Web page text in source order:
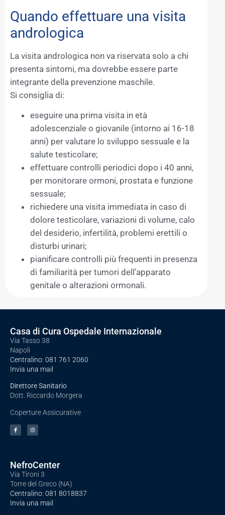
Quando effettuare una visita
andrologica
La visita andrologica non va riservata solo a chi
presenta sintomi, ma dovrebbe essere parte
integrante della prevenzione maschile.
Si consiglia di:
eseguire una prima visita in età
adolescenziale o giovanile (intorno ai 16-18
anni) per valutare lo sviluppo sessuale e la
salute testicolare;
effettuare controlli periodici dopo i 40 anni,
per monitorare ormoni, prostata e funzione
sessuale;
richiedere una visita immediata in caso di
dolore testicolare, variazioni di volume, calo
del desiderio, infertilità, problemi erettili o
disturbi urinari;
pianificare controlli più frequenti in presenza
di familiarità per tumori dell’apparato
genitale o alterazioni ormonali.
Casa di Cura Ospedale Internazionale
Via Tasso 38
Napoli
Centralino: 081 761 2060
Invia una mail
Direttore Sanitario
Dott. Riccardo Morgera
Coperture Assicurative
NefroCenter
Via Tironi 3
Torre del Greco (NA)
Centralino: 081 8018837
Invia una mail